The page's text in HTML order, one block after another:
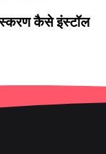
कैसे इंस्टॉल